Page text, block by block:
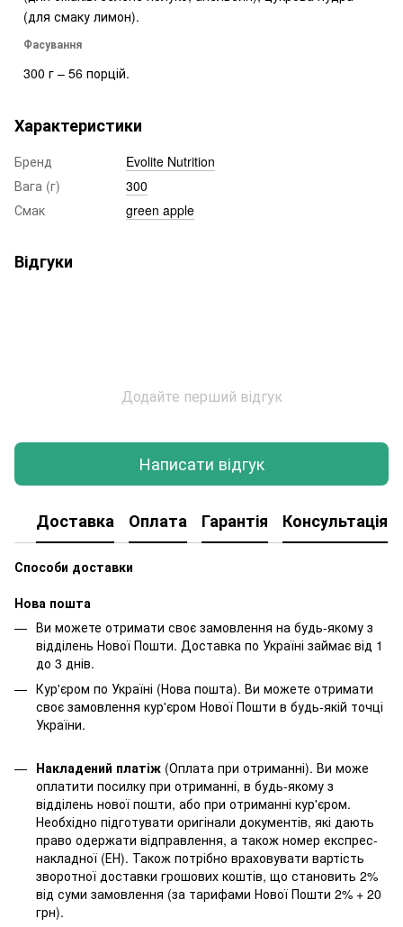
(для смаку лимон).
Фасування
300 г – 56 порцій.
Характеристики
Бренд
Evolite Nutrition
Вага (г)
300
Смак
green apple
Відгуки
Додайте перший відгук
Написати відгук
Доставка Оплата Гарантія Консультація
Способи доставки
Нова пошта
Ви можете отримати своє замовлення на будь-якому з
відділень Нової Пошти. Доставка по Україні займає від 1
до 3 днів.
Кур'єром по Україні (Нова пошта). Ви можете отримати
своє замовлення кур'єром Нової Пошти в будь-якій точці
України.
Накладений платіж (Оплата при отриманні). Ви може
оплатити посилку при отриманні, в будь-якому з
відділень нової пошти, або при отриманні кур'єром.
Необхідно підготувати оригінали документів, які дають
право одержати відправлення, а також номер експрес-
накладної (ЕН). Також потрібно враховувати вартість
зворотної доставки грошових коштів, що становить 2%
від суми замовлення (за тарифами Нової Пошти 2% + 20
грн).